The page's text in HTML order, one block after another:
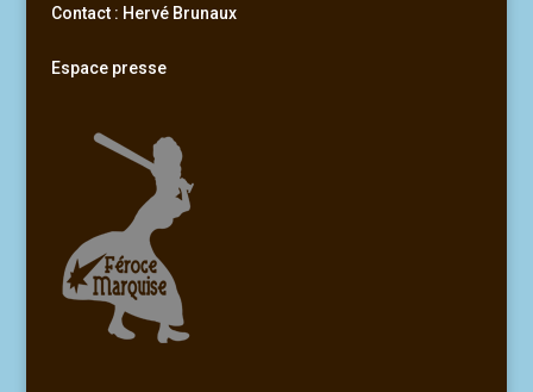
Contact : Hervé Brunaux
Espace presse